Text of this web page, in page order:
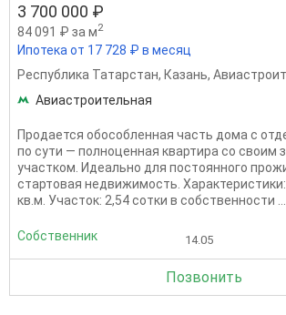
3 700 000 ₽
84 091 ₽ за м2
Ипотека от 17 728 ₽ в месяц
Республика Татарстан, Казань,
Авиастроительная
Продается обособленная часть дома с
по сути — полноценная квартира со своим
участком. Идеально для постоянного
стартовая недвижимость.
кв.м. Участок: 2,54 сотки в собственности ...
Собственник 14.05
Позвонить